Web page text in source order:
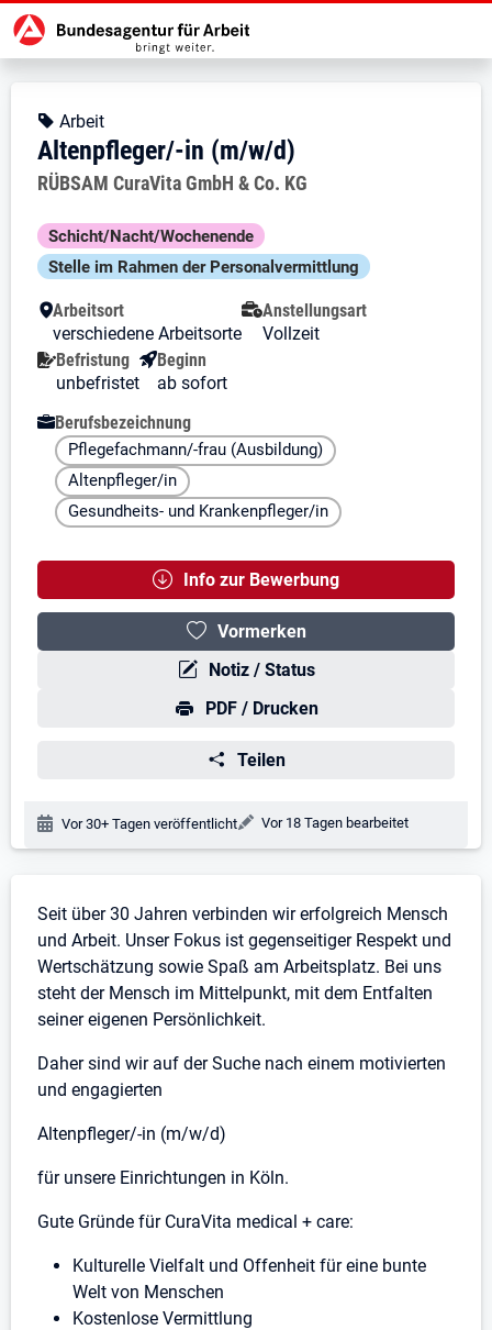
Zur Jobsuche Startseite
Stellendetails zu: Altenpfleger/-
Altenpfleger/-in (m/w/d)
Altenpfleger/-in (m/w/d)
Kopfbereich
Angebotsart:
Arbeit
Altenpfleger/-in (m/w/d)
Arbeitgeber:
RÜBSAM CuraVita GmbH & Co. KG
Besondere Merkmale
Schicht/Nacht/Wochenende
Stelle im Rahmen der Personal­vermittlung
Arbeitsort
verschiedene Arbeitsorte
Anstellungsart
Vollzeit
Befristung
unbefristet
Beginn
ab sofort
Berufsbezeichnung
Pflegefachmann/-frau (Ausbildung)
Altenpfleger/in
Gesundheits- und Krankenpfleger/in
Info zur Bewerbung
Vormerken
Notiz / Status
PDF / Drucken
Teilen
Veröffentlichungsdatum:
Vor 30+ Tagen veröffentlicht Änderungsdatum:
Vor 18 Tagen bearbeitet
Stellenbeschreibung
Seit über 30 Jahren verbinden wir erfolgreich Mensch
und Arbeit. Unser Fokus ist gegenseitiger Respekt und
Wertschätzung sowie Spaß am Arbeitsplatz. Bei uns
steht der Mensch im Mittelpunkt, mit dem Entfalten
seiner eigenen Persönlichkeit.
Daher sind wir auf der Suche nach einem motivierten
und engagierten
Altenpfleger/-in (m/w/d)
für unsere Einrichtungen in Köln.
Gute Gründe für CuraVita medical + care:
Kulturelle Vielfalt und Offenheit für eine bunte
Welt von Menschen
Kostenlose Vermittlung